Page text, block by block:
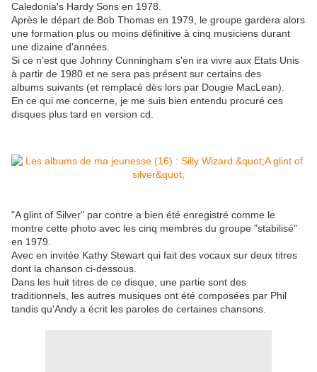
Caledonia's Hardy Sons en 1978.
Après le départ de Bob Thomas en 1979, le groupe gardera alors
une formation plus ou moins définitive à cinq musiciens durant
une dizaine d'années.
Si ce n'est que Johnny Cunningham s'en ira vivre aux Etats Unis
à partir de 1980 et ne sera pas présent sur certains des
albums suivants (et remplacé dès lors par Dougie MacLean).
En ce qui me concerne, je me suis bien entendu procuré ces
disques plus tard en version cd.
"A glint of Silver" par contre a bien été enregistré comme le
montre cette photo avec les cinq membres du groupe "stabilisé"
en 1979.
Avec en invitée Kathy Stewart qui fait des vocaux sur deux titres
dont la chanson ci-dessous.
Dans les huit titres de ce disque, une partie sont des
traditionnels, les autres musiques ont été composées par Phil
tandis qu'Andy a écrit les paroles de certaines chansons.